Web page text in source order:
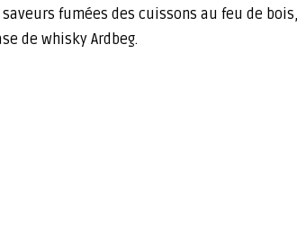
fumées des cuissons au feu de
de whisky Ardbeg.